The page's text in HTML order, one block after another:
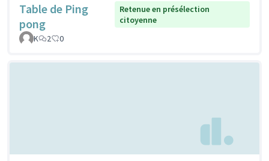
Table de Ping
pong
Retenue en présélection
citoyenne
K
2 0